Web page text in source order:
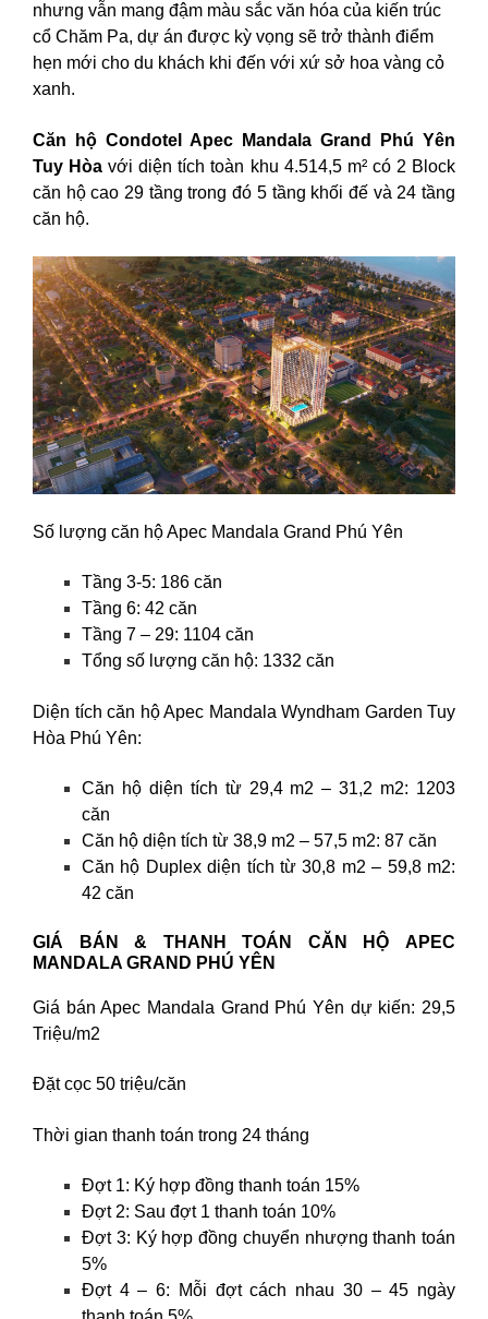
nhưng vẫn mang đậm màu sắc văn hóa của kiến trúc
cổ Chăm Pa, dự án được kỳ vọng sẽ trở thành điểm
hẹn mới cho du khách khi đến với xứ sở hoa vàng cỏ
xanh.
Căn hộ Condotel Apec Mandala Grand Phú Yên
Tuy Hòa với diện tích toàn khu 4.514,5 m² có 2 Block
căn hộ cao 29 tầng trong đó 5 tầng khối đế và 24 tầng
căn hộ.
Số lượng căn hộ Apec Mandala Grand Phú Yên
Tầng 3-5: 186 căn
Tầng 6: 42 căn
Tầng 7 – 29: 1104 căn
Tổng số lượng căn hộ: 1332 căn
Diện tích căn hộ Apec Mandala Wyndham Garden Tuy
Hòa Phú Yên:
Căn hộ diện tích từ 29,4 m2 – 31,2 m2: 1203
căn
Căn hộ diện tích từ 38,9 m2 – 57,5 m2: 87 căn
Căn hộ Duplex diện tích từ 30,8 m2 – 59,8 m2:
42 căn
GIÁ BÁN & THANH TOÁN CĂN HỘ APEC
MANDALA GRAND PHÚ YÊN
Giá bán Apec Mandala Grand Phú Yên dự kiến: 29,5
Triệu/m2
Đặt cọc 50 triệu/căn
Thời gian thanh toán trong 24 tháng
Đợt 1: Ký hợp đồng thanh toán 15%
Đợt 2: Sau đợt 1 thanh toán 10%
Đợt 3: Ký hợp đồng chuyển nhượng thanh toán
5%
Đợt 4 – 6: Mỗi đợt cách nhau 30 – 45 ngày